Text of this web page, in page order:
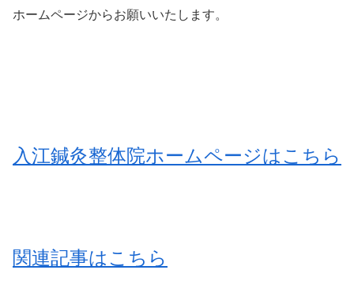
ホームページからお願いいたします。
入江鍼灸整体院ホームページはこちら
関連記事はこちら